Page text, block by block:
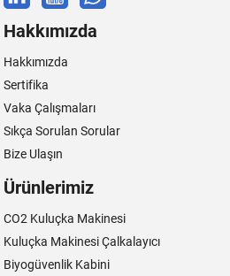
Hakkımızda
Hakkımızda
Sertifika
Vaka Çalışmaları
Sıkça Sorulan Sorular
Bize Ulaşın
Ürünlerimiz
CO2 Kuluçka Makinesi
Kuluçka Makinesi Çalkalayıcı
Biyogüvenlik Kabini